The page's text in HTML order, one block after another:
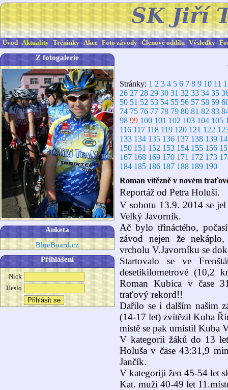
Úvod Aktuality Tréninky Akce Foto závody Členové oddílu Výsledky
Z fotogalerie
Anketa
BlueBoard.cz
Přihlášení
Nick
Heslo
Stránky: 1 2 3 4 5 6 7 8 9 10 11
26 27 28 29 30 31 32 33 34 35
50 51 52 53 54 55 56 57 58 59
74 75 76 77 78 79 80 81 82 83
98 99 100 101 102 103 104 105
116 117 118 119 120 121 122
133 134 135 136 137 138 139
150 151 152 153 154 155 156
167 168 169 170 171 172 173
184 185 186 187 188 189 190
Roman vítězně v novém
Reportáž od Petra Holuši.
V sobotu 13.9. 2014 se
Velký Javorník.
Ač bylo třináctého,
závod nejen že
vrcholu V.Javorníku se
Startovalo se ve
desetikilometrové (10,2
Roman Kubica v čase
traťový rekord!!
Dařilo se i dalším našim
(14-17 let) zvítězil Kuba
místě se pak umístil Kuba
V kategorii žáků do 13
Holuša v čase 43:31,9
Jančík.
V kategoriji žen 45-54 let
Kat. muži 40-49 let